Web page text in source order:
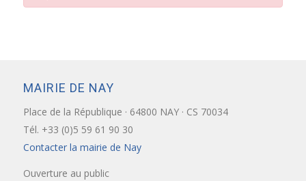
MAIRIE DE NAY
Place de la République · 64800 NAY · CS 70034
Tél. +33 (0)5 59 61 90 30
Contacter la mairie de Nay
Ouverture au public